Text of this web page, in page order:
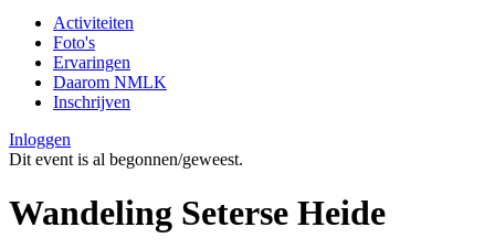
Activiteiten
Foto's
Ervaringen
Daarom NMLK
Inschrijven
Inloggen
Dit event is al begonnen/geweest.
Wandeling Seterse Heide